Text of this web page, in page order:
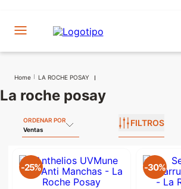
LA ROCHE POSAY
la roche posay
ORDENAR POR
Ventas
FILTROS
-25% -30%